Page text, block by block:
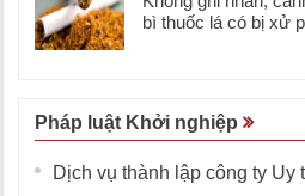
bì thuốc lá có bị xử
Pháp luật Khởi nghiệp
Dịch vụ thành lập công ty Uy